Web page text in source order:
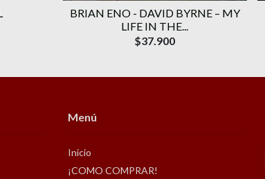
BRIAN ENO - DAVID BYRNE – MY
LIFE IN THE...
$37.900
Menú
Inicio
¡COMO COMPRAR!